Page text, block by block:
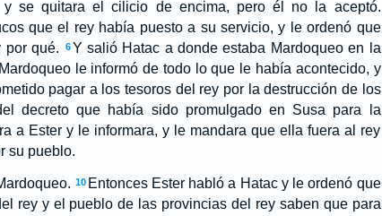
se quitara el cilicio de encima, pero él no la aceptó.
que el rey había puesto a su servicio, y le ordenó que
por qué.
6 Y salió Hatac a donde estaba Mardoqueo en la
le informó de todo lo que le había acontecido, y
pagar a los tesoros del rey por la destrucción de los
decreto que había sido promulgado en Susa para la
a Ester y le informara, y le mandara que ella fuera al rey
su pueblo.
10 Entonces Ester habló a Hatac y le ordenó que
rey y el pueblo de las provincias del rey saben que para